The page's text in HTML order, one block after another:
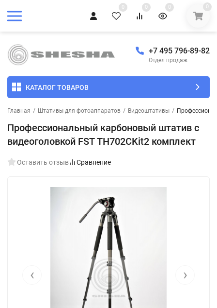
0 0 0 0
+7 495 796-89-82
Отдел продаж
КАТАЛОГ ТОВАРОВ
Главная / Штативы для фотоаппаратов / Видеоштативы /
Профессиональный карбоновый штатив с
видеоголовкой FST ТH702CKit2 комплект
Оставить отзыв Сравнение
‹ ›